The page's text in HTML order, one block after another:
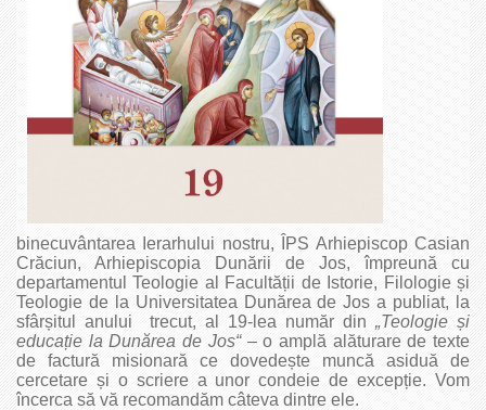
binecuvântarea Ierarhului nostru, ÎPS Arhiepiscop Casian
Crăciun, Arhiepiscopia Dunării de Jos, împreună cu
departamentul Teologie al Facultății de Istorie, Filologie și
Teologie de la Universitatea Dunărea de Jos a publiat, la
sfârșitul anului trecut, al 19‑lea număr din „Teologie și
educație la Dunărea de Jos“– o amplă alăturare de texte
de factură misionară ce dovedește muncă asiduă de
cercetare și o scriere a unor condeie de excepție. Vom
încerca să vă recomandăm câteva dintre ele.